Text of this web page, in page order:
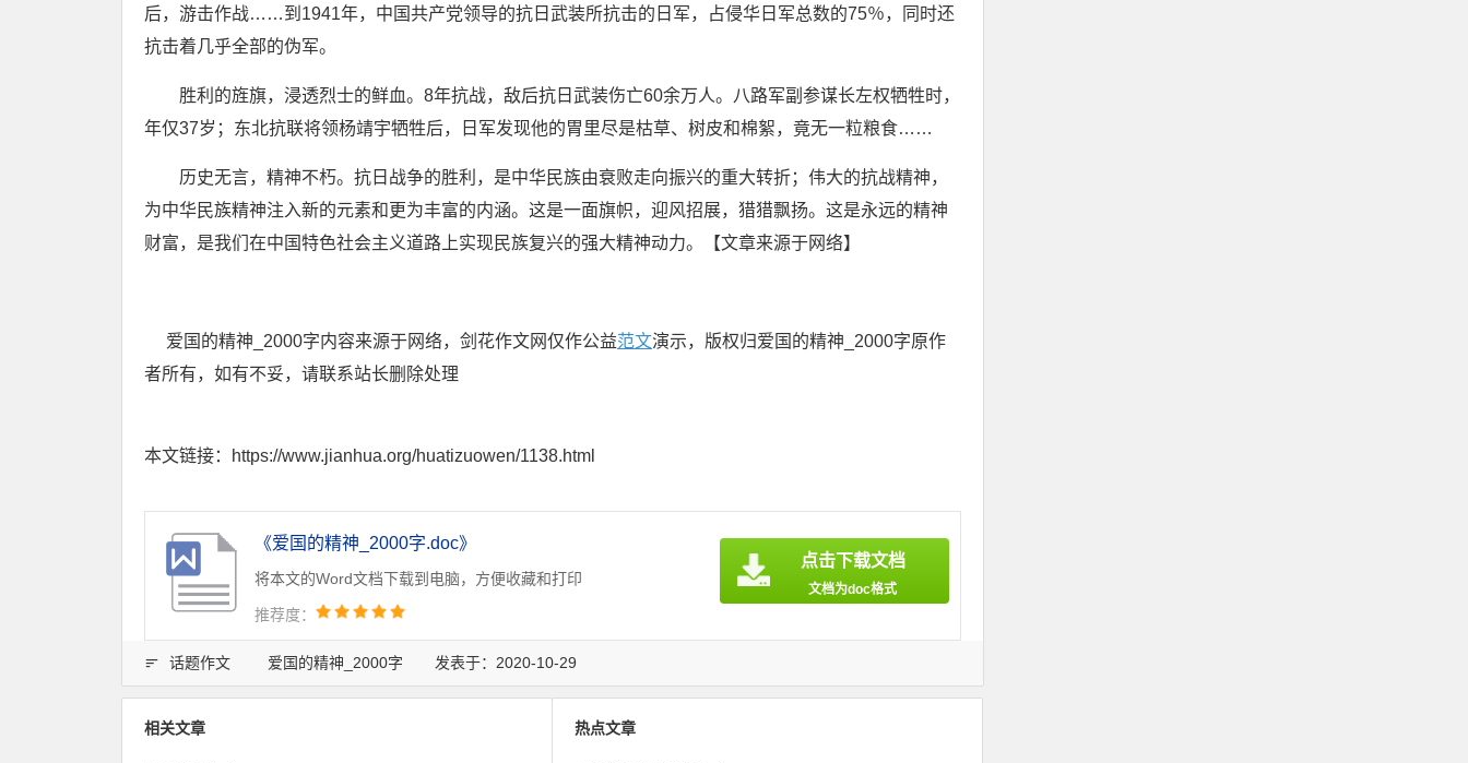
后，游击作战……到1941年，中国共产党领导的抗日武装所抗击的日军，占侵华日军总数的75％，同时还
抗击着几乎全部的伪军。
胜利的旌旗，浸透烈士的鲜血。8年抗战，敌后抗日武装伤亡60余万人。八路军副参谋长左权牺牲时，
年仅37岁；东北抗联将领杨靖宇牺牲后，日军发现他的胃里尽是枯草、树皮和棉絮，竟无一粒粮食……
历史无言，精神不朽。抗日战争的胜利，是中华民族由衰败走向振兴的重大转折；伟大的抗战精神，
为中华民族精神注入新的元素和更为丰富的内涵。这是一面旗帜，迎风招展，猎猎飘扬。这是永远的精神
财富，是我们在中国特色社会主义道路上实现民族复兴的强大精神动力。【文章来源于网络】
爱国的精神_2000字内容来源于网络，剑花作文网仅作公益范文演示，版权归爱国的精神_2000字原作
者所有，如有不妥，请联系站长删除处理
本文链接：https://www.jianhua.org/huatizuowen/1138.html
《爱国的精神_2000字.doc》
将本文的Word文档下载到电脑，方便收藏和打印
推荐度：
点击下载文档
文档为doc格式
话题作文 爱国的精神_2000字 发表于：2020-10-29
相关文章 热点文章